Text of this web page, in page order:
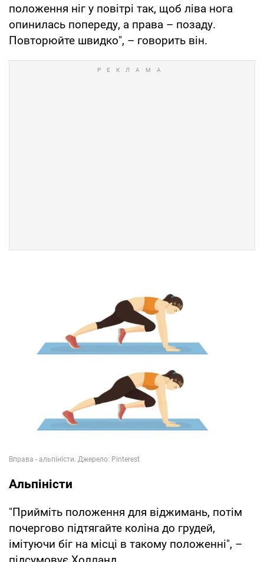
положення ніг у повітрі так, щоб ліва нога
опинилась попереду, а права – позаду.
Повторюйте швидко", – говорить він.
Альпіністи
"Прийміть положення для віджимань, потім
почергово підтягайте коліна до грудей,
імітуючи біг на місці в такому положенні", –